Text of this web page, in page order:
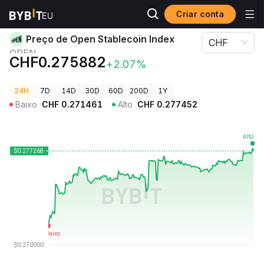
Criar conta
Preços de Criptomoedas Preço de Open Stablecoin Index OPEN
Preço de Open Stablecoin Index
OPEN
CHF0.275882+2.07%
CHF
24H 7D 14D 30D 60D 200D 1Y
Baixo CHF 0.271461 Alto CHF 0.277452